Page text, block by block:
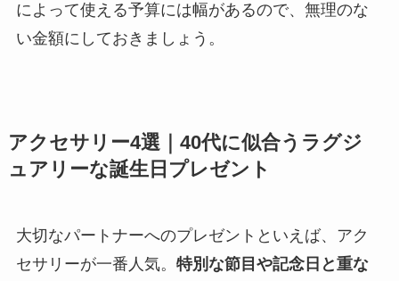
によって使える予算には幅があるので、無理のな
い金額にしておきましょう。
アクセサリー4選｜40代に似合うラグジ
ュアリーな誕生日プレゼント
大切なパートナーへのプレゼントといえば、アク
セサリーが一番人気。 特別な節目や記念日と重な